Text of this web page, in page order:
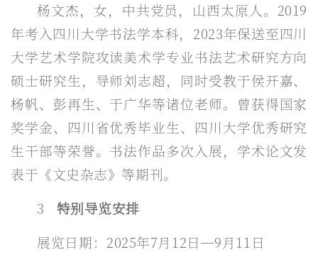
杨文杰，女，中共党员，山西太原人。2019
年考入四川大学书法学本科，2023年保送至四川
大学艺术学院攻读美术学专业书法艺术研究方向
硕士研究生，导师刘志超，同时受教于侯开嘉、
杨帆、彭再生、于广华等诸位老师。曾获得国家
奖学金、四川省优秀毕业生、四川大学优秀研究
生干部等荣誉。书法作品多次入展，学术论文发
表于《文史杂志》等期刊。
3 特别导览安排
展览日期：2025年7月12日—9月11日